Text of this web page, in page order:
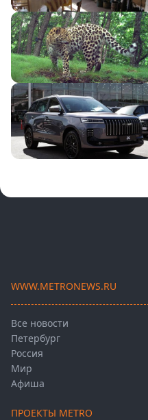
WWW.METRONEWS.RU
Все новости
Петербург
Россия
Мир
Афиша
ПРОЕКТЫ METRO